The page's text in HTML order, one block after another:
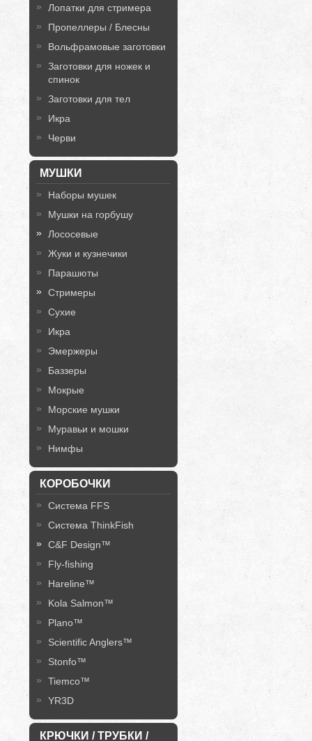
Лопатки для стримера
Пропеллеры / Блесны
Вольфрамовые заготовки
Заготовки для ножек и
спинок
Заготовки для тел
Икра
Черви
МУШКИ
Наборы мушек
Мушки на горбушу
Лососевые
Жуки и кузнечики
Парашюты
Стримеры
Сухие
Икра
Эмержеры
Баззеры
Мокрые
Морские мушки
Муравьи и мошки
Нимфы
КОРОБОЧКИ
Система FFS
Система ThinkFish
C&F Design™
Fly-fishing
Hareline™
Kola Salmon™
Plano™
Scientific Anglers™
Stonfo™
Tiemco™
YR3D
КРЮЧКИ / ТРУБКИ /